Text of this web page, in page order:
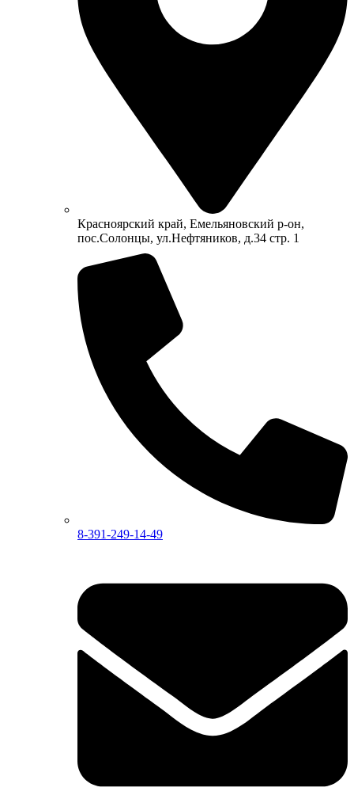
Красноярский край, Емельяновский р-он,
пос.Солонцы, ул.Нефтяников, д.34 стр. 1
8-391-249-14-49